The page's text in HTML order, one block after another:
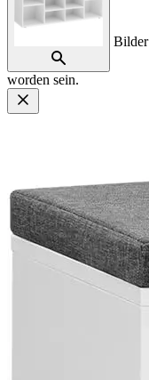
worden sein.